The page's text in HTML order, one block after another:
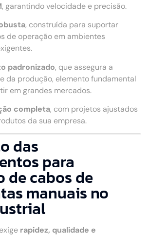
, garantindo velocidade e precisão.
, construída para suportar
de operação em ambientes
padronizado, que assegura a
da produção, elemento fundamental
em grandes mercados.
completa, com projetos ajustados
da sua empresa.
das
para
de cabos de
manuais no
rapidez, qualidade e